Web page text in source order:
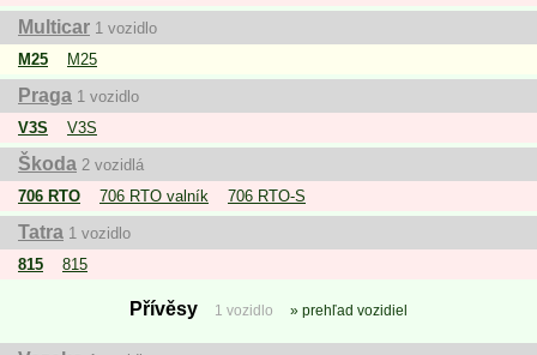
Multicar 1 vozidlo
M25
M25
Praga 1 vozidlo
V3S
V3S
Škoda 2 vozidlá
706 RTO
706 RTO valník 706 RTO-S
Tatra 1 vozidlo
815
815
Přívěsy 1 vozidlo prehľad vozidiel